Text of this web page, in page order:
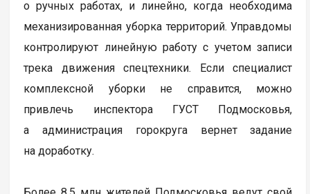
о ручных работах, и линейно, когда необходима
механизированная уборка территорий. Управдомы
контролируют линейную работу с учетом записи
трека движения спецтехники. Если специалист
комплексной уборки не справится, можно
привлечь инспектора ГУСТ Подмосковья,
а администрация горокруга вернет задание
на доработку.